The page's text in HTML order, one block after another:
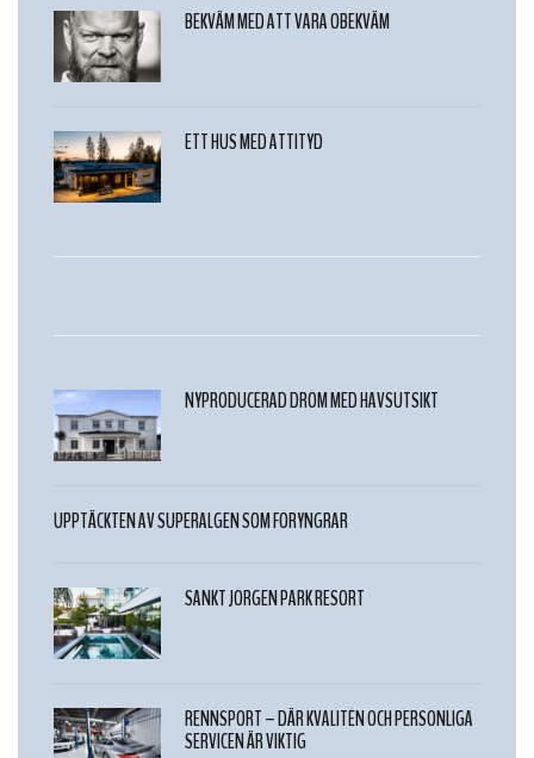
BEKVÄM MED ATT VARA OBEKVÄM
ETT HUS MED ATTITYD
NYPRODUCERAD DRÖM MED HAVSUTSIKT
UPPTÄCKTEN AV SUPERALGEN SOM FÖRYNGRAR
SANKT JÖRGEN PARK RESORT
RENNSPORT – DÄR KVALITÉN OCH PERSONLIGA
SERVICEN ÄR VIKTIG